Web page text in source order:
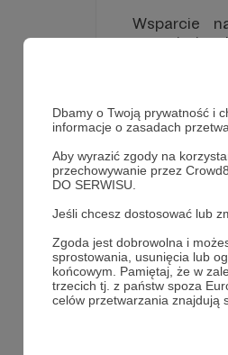
Dbamy o Twoją prywatność i
informacje o zasadach
Aby wyrazić zgody na
przechowywanie przez
DO SERWISU.
Jeśli chcesz dostosować lub
Zgoda jest dobrowolna i
sprostowania, usunięcia lub
końcowym. Pamiętaj, że w
trzecich tj. z państw spoza
celów przetwarzania znajdują
Wsparcie
Jest to
mogę
duże ilości
Eurowizję i
bardziej
Wsparcie
dalej
Rozwiń